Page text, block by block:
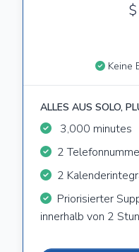
$
Keine
ALLES AUS SOLO,
3,000 minutes
2
2
Priorisierter
innerhalb von 2